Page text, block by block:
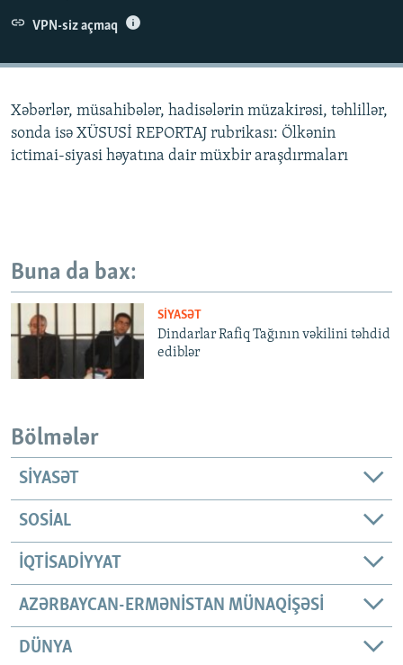
İNFOQRAFIKA
AZƏRBAYCAN ƏDƏBIYYATI KITABXANASI
MISSIYAMIZ
AZADLIQRADIOSU MOBIL TELEFONUNUZDA
BIZIMLƏ ƏLAQƏ
BIZI IZLƏ
RFE/RL-in bütün saytları
VPN-siz açmaq
Xəbərlər, müsahibələr, hadisələrin müzakirəsi, təhlillər,
sonda isə XÜSUSİ REPORTAJ rubrikası: Ölkənin
ictimai-siyasi həyatına dair müxbir araşdırmaları
Buna da bax:
SIYASƏT
Dindarlar Rafiq Tağının vəkilini təhdid
ediblər
Bölmələr
SIYASƏT
SOSIAL
İQTISADIYYAT
AZƏRBAYCAN-ERMƏNISTAN MÜNAQIŞƏSI
DÜNYA